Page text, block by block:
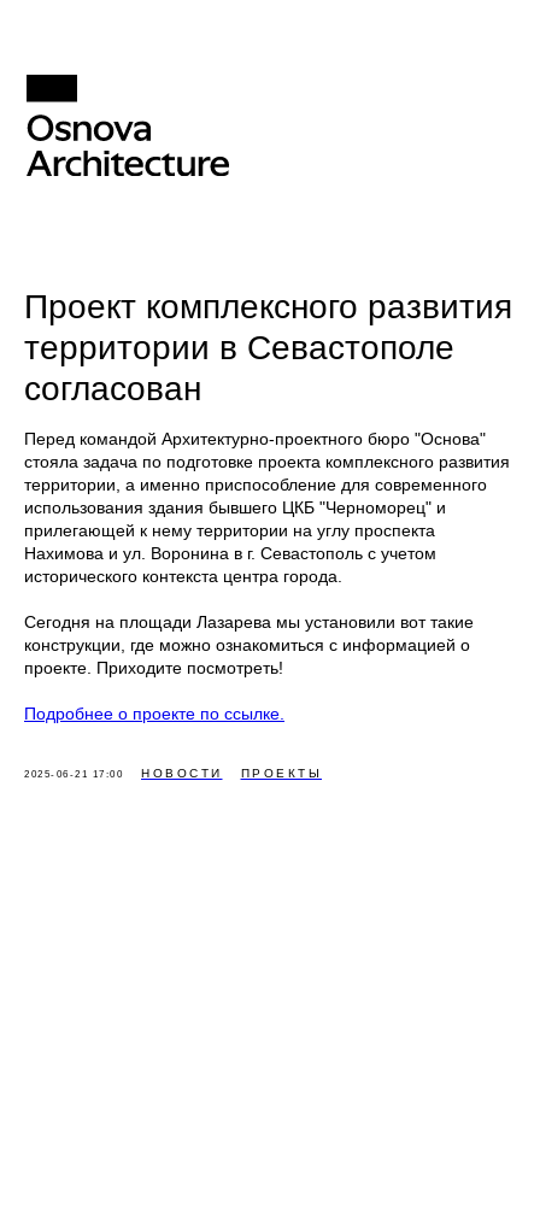
Проект комплексного развития
территории в Севастополе
согласован
Перед командой Архитектурно-проектного бюро "Основа"
стояла задача по подготовке проекта комплексного развития
территории, а именно приспособление для современного
использования здания бывшего ЦКБ "Черноморец" и
прилегающей к нему территории на углу проспекта
Нахимова и ул. Воронина в г. Севастополь с учетом
исторического контекста центра города.
Сегодня на площади Лазарева мы установили вот такие
конструкции, где можно ознакомиться с информацией о
проекте. Приходите посмотреть!
Подробнее о проекте по ссылке.
2025-06-21 17:00 НОВОСТИ ПРОЕКТЫ